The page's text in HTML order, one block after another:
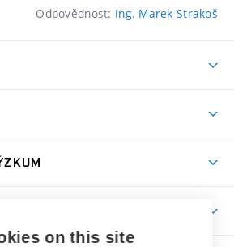
Odpovědnost: Ing. Marek Strakoš
on this site